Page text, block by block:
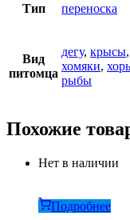
Тип переноска
Вид
питомца
дегу, крысы,
хомяки,
рыбы
Похожие
Нет в наличии
Подробнее